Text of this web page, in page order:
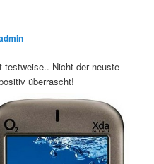
testweise.. Nicht der neuste
überrascht!